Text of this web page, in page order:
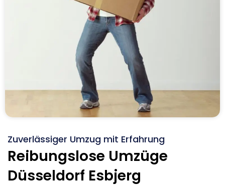
Zuverlässiger Umzug mit Erfahrung
Reibungslose Umzüge
Düsseldorf Esbjerg